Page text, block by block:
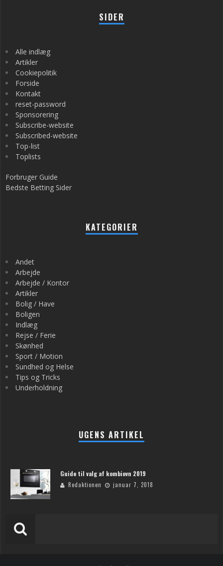
SIDER
Alle indlæg
Artikler
Cookiepolitik
Forside
Kontakt
reset-password
Sponsorering
Subscribe-website
Subscribed-website
Top-list
Toplists
Forbruger Guide
Bedste Betting Sider
KATEGORIER
Andet
Arbejde
Arbejde / Kontor
Artikler
Bolig / Have
Boligen
Indlæg
Rejse / Ferie
Skønhed
Sport / Motion
Sundhed og Helse
Tips og Tricks
Underholdning
UGENS ARTIKEL
Guide til valg af kombiovn 2019
Redaktionen januar 7, 2018